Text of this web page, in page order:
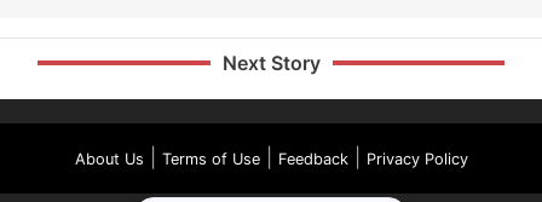
Next Story
About Us Terms of Use| Feedback| Privacy Policy